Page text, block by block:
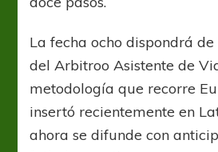
La fecha ocho dispondrá
del Arbitroo Asistente de
metodología que recorre
insertó recientemente en
ahora se difunde con